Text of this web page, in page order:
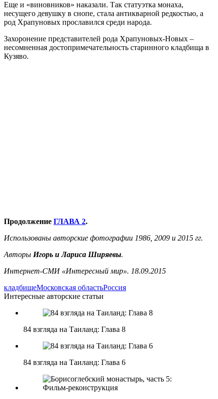
Еще и «виновников» наказали. Так статуэтка монаха,
несущего девушку в снопе, стала антикварной редкостью, а
род Храпуновых прославился среди народа.
Захоронение представителей рода Храпуновых-Новых –
несомненная достопримечательность старинного кладбища в
Кузяво.
Продолжение ГЛАВА 2.
Использованы авторские фотографии 1986, 2009 и 2015 гг.
Авторы Игорь и Лариса Ширяевы.
Интернет-СМИ «Интересный мир». 18.09.2015
кладбищеМосковская областьРоссия
Интересные авторские статьи
84 взгляда на Таиланд: Глава 8
84 взгляда на Таиланд: Глава 6